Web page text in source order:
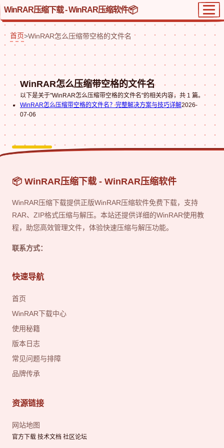
WinRAR压缩下载 - WinRAR压缩软件
首页>WinRAR怎么压缩带空格的文件名
WinRAR怎么压缩带空格的文件名
以下是关于"WinRAR怎么压缩带空格的文件名"的相关内容，共 1 篇。
WinRAR怎么压缩带空格的文件名？完整解决方案与技巧详解2026-
07-06
📦 WinRAR压缩下载 - WinRAR压缩软件
WinRAR压缩下载提供正版WinRAR压缩软件免费下载，支持
RAR、ZIP格式压缩与解压。本站还提供详细的WinRAR使用教
程，助您高效管理文件，体验快速压缩与解压功能。
联系方式：
快速导航
首页
WinRAR下载中心
使用秘籍
版本日志
常见问题与排障
品牌传承
资源链接
网站地图
官方下载 技术文档 社区论坛